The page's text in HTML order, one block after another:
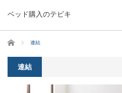
ベッド購入のテビキ
ホーム 連結
連結